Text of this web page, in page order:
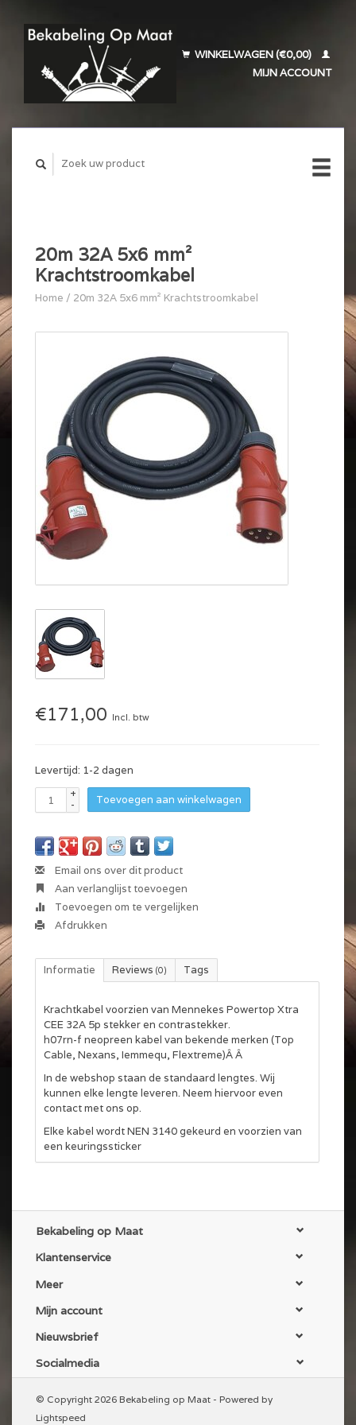
WINKELWAGEN (€0,00)
MIJN ACCOUNT
20m 32A 5x6 mm²
Krachtstroomkabel
Home / 20m 32A 5x6 mm² Krachtstroomkabel
€171,00 Incl. btw
Levertijd: 1-2 dagen
+
-
Toevoegen aan winkelwagen
Email ons over dit product
Aan verlanglijst toevoegen
Toevoegen om te vergelijken
Afdrukken
Informatie Reviews (0) Tags
Krachtkabel voorzien van Mennekes Powertop Xtra
CEE 32A 5p stekker en contrastekker.
h07rn-f neopreen kabel van bekende merken (Top
Cable, Nexans, Iemmequ, Flextreme)Â Â
In de webshop staan de standaard lengtes. Wij
kunnen elke lengte leveren. Neem hiervoor even
contact met ons op.
Elke kabel wordt NEN 3140 gekeurd en voorzien van
een keuringssticker
Bekabeling op Maat
Klantenservice
Meer
Mijn account
Nieuwsbrief
Socialmedia
© Copyright 2026 Bekabeling op Maat - Powered by
Lightspeed